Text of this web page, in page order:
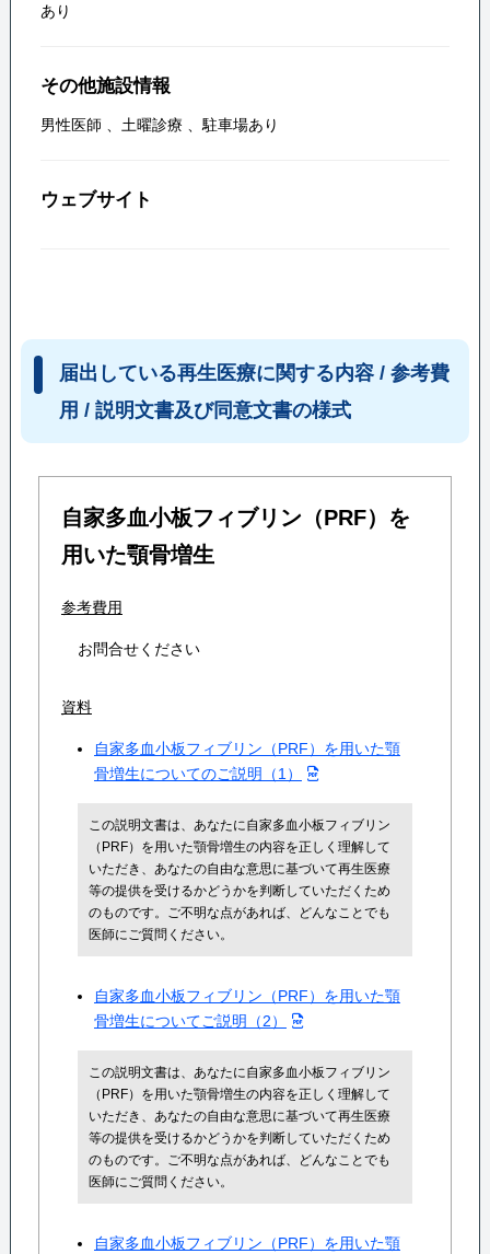
あり
その他施設情報
男性医師 土曜診療 駐車場あり
ウェブサイト
届出している再生医療に関する内容 / 参考費
用 / 説明文書及び同意文書の様式
自家多血小板フィブリン（PRF）を
用いた顎骨増生
参考費用
お問合せください
資料
自家多血小板フィブリン（PRF）を用いた顎
骨増生についてのご説明（1）
この説明文書は、あなたに自家多血小板フィブリン
（PRF）を用いた顎骨増生の内容を正しく理解して
いただき、あなたの自由な意思に基づいて再生医療
等の提供を受けるかどうかを判断していただくため
のものです。ご不明な点があれば、どんなことでも
医師にご質問ください。
自家多血小板フィブリン（PRF）を用いた顎
骨増生についてご説明（2）
この説明文書は、あなたに自家多血小板フィブリン
（PRF）を用いた顎骨増生の内容を正しく理解して
いただき、あなたの自由な意思に基づいて再生医療
等の提供を受けるかどうかを判断していただくため
のものです。ご不明な点があれば、どんなことでも
医師にご質問ください。
自家多血小板フィブリン（PRF）を用いた顎